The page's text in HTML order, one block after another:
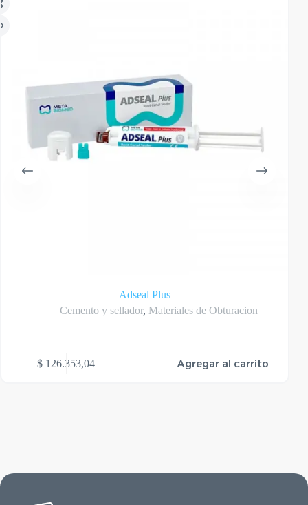
Adseal Plus
Cemento y sellador, Materiales de Obturacion
$ 126.353,04 Agregar al carrito
en